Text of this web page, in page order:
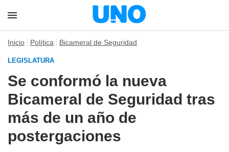
Inicio Política Bicameral de Seguridad
LEGISLATURA
Se conformó la nueva
Bicameral de Seguridad tras
más de un año de
postergaciones